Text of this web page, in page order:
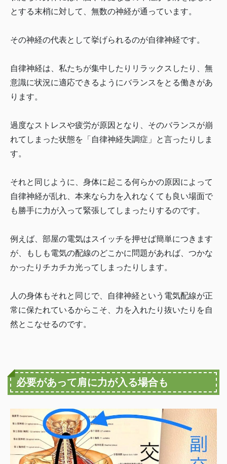
とする末梢に対して、無数の神経が通っています。
その神経の代表として挙げられるのが自律神経です。
自律神経は、私たちが集中したりリラックスしたり、無
意識に状況に適応できるようにバランスをとる働きがあ
ります。
過度なストレスや疲労が原因となり、そのバランスが崩
れてしまった状態を「自律神経失調症」と言ったりしま
す。
それと同じように、身体に起こる何らかの原因によって
自律神経が乱れ、本来なら力を入れなくても良い場面で
も勝手に力が入って緊張してしまったりするのです。
例えば、部屋の電気はスイッチを押せば簡単につきます
が、もしも電気の配線のどこかに問題があれば、つかな
かったりチカチカ光ってしまったりします。
人の身体もそれと同じで、自律神経という電気配線が正
常に保たれているからこそ、力を入れたり抜いたりを自
然とこなせるのです。
必要があって肩に力が入る場合も